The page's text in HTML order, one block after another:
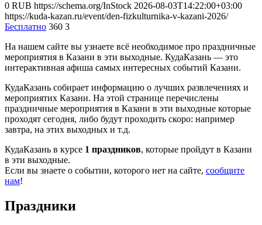
0 RUB https://schema.org/InStock 2026-08-03T14:22:00+03:00
https://kuda-kazan.ru/event/den-fizkulturnika-v-kazani-2026/
Бесплатно 360 3
На нашем сайте вы узнаете всё необходимое про праздничные
мероприятия в Казани в эти выходные. КудаКазань — это
интерактивная афиша самых интересных событий Казани.
КудаКазань собирает информацию о лучших развлечениях и
мероприятих Казани. На этой странице перечислены
праздничные мероприятия в Казани в эти выходные которые
проходят сегодня, либо будут проходить скоро: например
завтра, на этих выходных и т.д.
КудаКазань в курсе 1 праздников, которые пройдут в Казани
в эти выходные.
Если вы знаете о событии, которого нет на сайте, сообщите
нам!
Праздники